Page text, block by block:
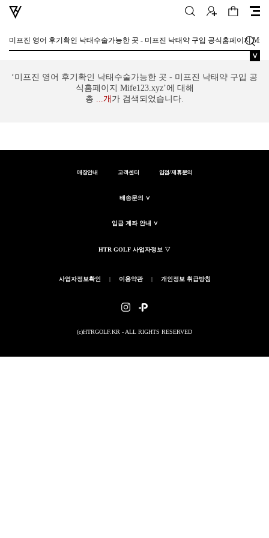
∨
‘미프진 영어 후기확인 낙태수술가능한 곳 - 미프진 낙태약 구입 공
식홈페이지 Mife123.xyz’에 대해
총 ...개 가 검색되었습니다.
매장안내 고객센터 입점/제휴문의
배송문의 ∨
입금 계좌 안내 ∨
HTR GOLF 사업자정보 ▽
사업자정보확인 | 이용약관 | 개인정보 취급방침
(c)HTRGOLF.KR - ALL RIGHTS RESERVED